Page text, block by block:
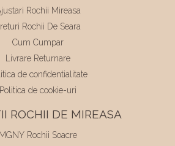
Rochii Mireasa
Rochii De Seara
Cum Cumpar
Livrare Returnare
de confidentialitate
Politica de cookie-uri
ROCHII DE MIREASA
MGNY Rochii Soacre